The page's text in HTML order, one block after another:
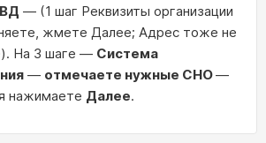
— (1 шаг Реквизиты организации
жмете Далее; Адрес тоже не
На 3 шаге — Система
— отмечаете нужные СНО—
нажимаете Далее.